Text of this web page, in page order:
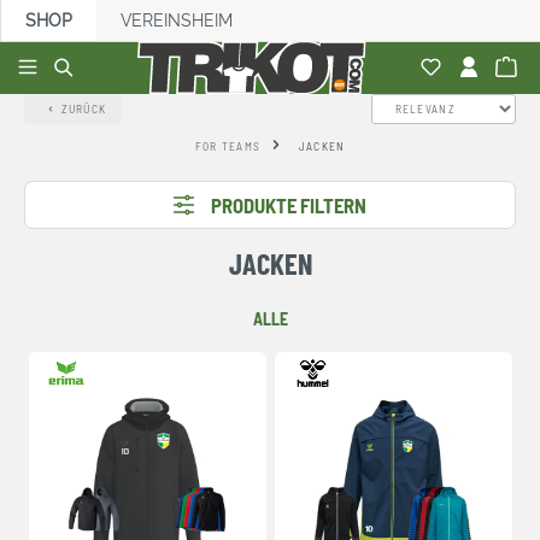
springen
SHOP VEREINSHEIM
ZURÜCK
FOR TEAMS JACKEN
PRODUKTE FILTERN
JACKEN
ALLE